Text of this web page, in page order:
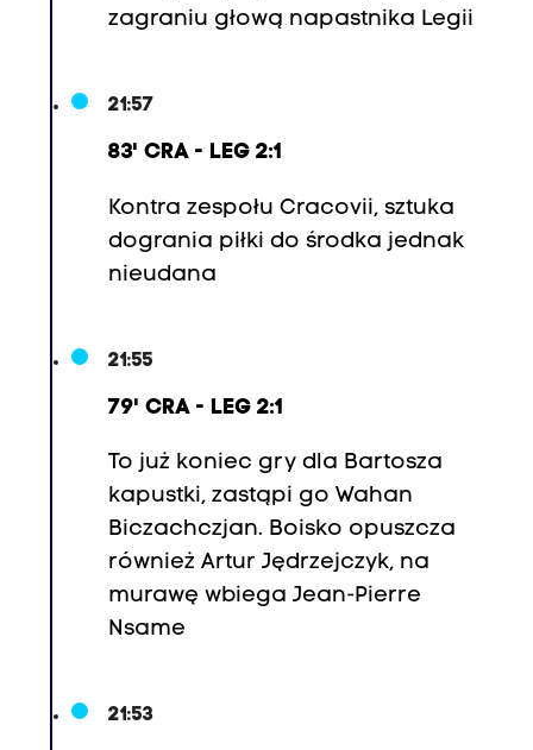
zagraniu głową napastnika Legii
21:57
83' CRA - LEG 2:1
Kontra zespołu Cracovii, sztuka
dogrania piłki do środka jednak
nieudana
21:55
79' CRA - LEG 2:1
To już koniec gry dla Bartosza
kapustki, zastąpi go Wahan
Biczachczjan. Boisko opuszcza
również Artur Jędrzejczyk, na
murawę wbiega Jean-Pierre
Nsame
21:53